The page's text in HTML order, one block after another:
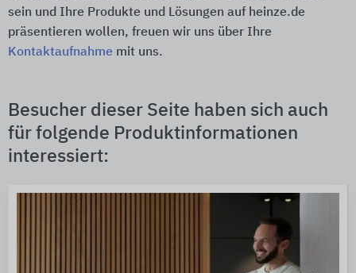
sein und Ihre Produkte und Lösungen auf heinze.de
präsentieren wollen, freuen wir uns über Ihre
Kontaktaufnahme mit uns.
Besucher dieser Seite haben sich auch
für folgende Produktinformationen
interessiert: